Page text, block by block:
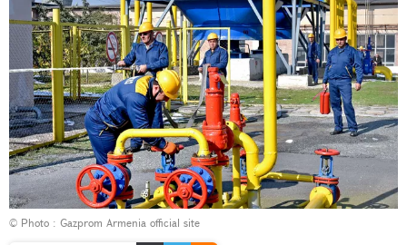
© Photo : Gazprom Armenia official site